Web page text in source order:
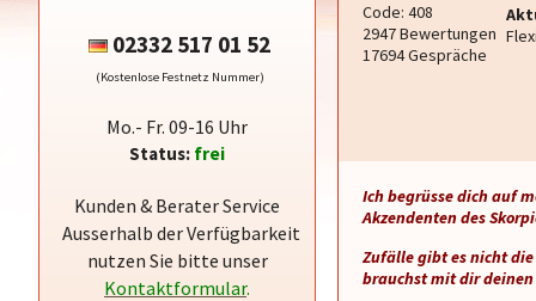
02332 517 01 52
(Kostenlose Festnetz Nummer)
Mo.- Fr. 09-16 Uhr
Status: frei
Kunden & Berater Service
Ausserhalb der Verfügbarkeit
nutzen Sie bitte unser
Kontaktformular.
Code: 408
2947 Bewertungen
17694 Gespräche
Ich begrüsse dich auf
Akzendenten des
Zufälle gibt es nicht
brauchst mit dir deinen